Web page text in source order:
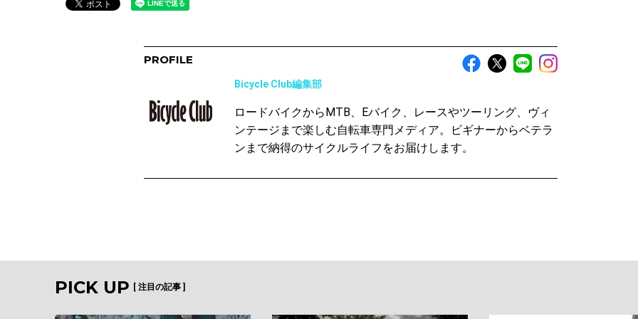
PROFILE
Bicycle Club編集部
ロードバイクからMTB、Eバイク、レースやツーリング、ヴィ
ンテージまで楽しむ自転車専門メディア。ビギナーからベテラ
ンまで納得のサイクルライフをお届けします。
PICK UP [ 注目の記事 ]